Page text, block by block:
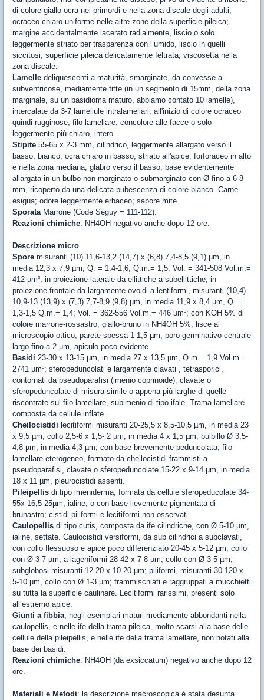
di colore giallo-ocra nei primordi e nella zona discale degli adulti,
ocraceo chiaro uniforme nelle altre zone della superficie pileica;
margine accidentalmente lacerato radialmente, liscio o solo
leggermente striato per trasparenza con l’umido, liscio in quelli
siccitosi; superficie pileica delicatamente feltrata, viscosetta nella
zona discale.
Lamelle deliquescenti a maturità, smarginate, da convesse a
subventricose, mediamente fitte (in un segmento di 15mm, della zona
marginale, su un basidioma maturo, abbiamo contato 10 lamelle),
intercalate da 3-7 lamellule intralamellari; all'inizio di colore ocraceo
quindi rugginose, filo lamellare, concolore alle facce o solo
leggermente più chiaro, intero.
Stipite 55-65 x 2-3 mm, cilindrico, leggermente allargato verso il
basso, bianco, ocra chiaro in basso, striato all'apice, forforaceo in alto
e nella zona mediana, glabro verso il basso, base evidentemente
allargata in un bulbo non marginato o submarginato con Ø fino a 6-8
mm, ricoperto da una delicata pubescenza di colore bianco. Carne
esigua; odore leggermente erbaceo; sapore mite.
Sporata Marrone (Code Séguy = 111-112).
Reazioni chimiche: NH4OH negativo anche dopo 12 ore.
Descrizione micro
Spore misuranti (10) 11,6-13,2 (14,7) x (6,8) 7,4-8,5 (9,1) µm, in
media 12,3 x 7,9 µm, Q. = 1,4-1,6; Q.m.= 1,5; Vol. = 341-508 Vol.m.=
412 µm³; in proiezione laterale da ellittiche a subellittiche; in
proiezione frontale da largamente ovoidi a lentiformi, misuranti (10,4)
10,9-13 (13,9) x (7,3) 7,7-8,9 (9,8) µm, in media 11,9 x 8,4 µm, Q. =
1,3-1,5 Q.m.= 1,4; Vol. = 362-556 Vol.m.= 446 µm³; con KOH 5% di
colore marrone-rossastro, giallo-bruno in NH4OH 5%, lisce al
microscopio ottico, parete spessa 1-1,5 µm, poro germinativo centrale
largo fino a 2 µm, apiculo poco evidente.
Basidi 23-30 x 13-15 µm, in media 27 x 13,5 µm, Q.m.= 1,9 Vol.m.=
2741 µm³; sferopeduncolati e largamente clavati , tetrasporici,
contornati da pseudoparafisi (imenio coprinoide), clavate o
sferopeduncolate di misura simile o appena più larghe di quelle
riscontrate sul filo lamellare, subimenio di tipo ifale. Trama lamellare
composta da cellule inflate.
Cheilocistidi lecitiformi misuranti 20-25,5 x 8,5-10,5 µm, in media 23
x 9,5 µm; collo 2,5-6 x 1,5- 2 µm, in media 4 x 1,5 µm; bulbillo Ø 3,5-
4,8 µm, in media 4,3 µm; con base brevemente peduncolata, filo
lamellare eterogeneo, formato da cheilocistidi frammisti a
pseudoparafisi, clavate o sferopeduncolate 15-22 x 9-14 µm, in media
18 x 11 µm, pleurocistidi assenti.
Pileipellis di tipo imeniderma, formata da cellule sferopeducolate 34-
55x 16,5-25µm, ialine, o con base lievemente pigmentata di
brunastro; cistidi piliformi e lecitiformi non osservati.
Caulopellis di tipo cutis, composta da ife cilindriche, con Ø 5-10 µm,
ialine, settate. Caulocistidi versiformi, da sub cilindrici a subclavati,
con collo flessuoso e apice poco differenziato 20-45 x 5-12 µm, collo
con Ø 3-7 µm, a lageniformi 28-42 x 7-8 µm, collo con Ø 3-5 µm;
subglobosi misuranti 12-20 x 10-20 µm; piliformi, misuranti 30-120 x
5-10 µm, collo con Ø 1-3 µm; frammischiati e raggruppati a mucchietti
su tutta la superficie caulinare. Lecitiformi rarissimi, presenti solo
all’estremo apice.
Giunti a fibbia, negli esemplari maturi mediamente abbondanti nella
caulopellis, e nelle ife della trama pileica, molto scarsi alla base delle
cellule della pileipellis, e nelle ife della trama lamellare, non notati alla
base dei basidi.
Reazioni chimiche: NH4OH (da exsiccatum) negativo anche dopo 12
ore.
Materiali e Metodi: la descrizione macroscopica è stata desunta